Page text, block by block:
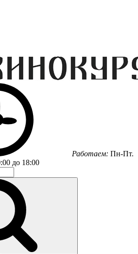
Работаем: Пн-Пт.
до 18:00